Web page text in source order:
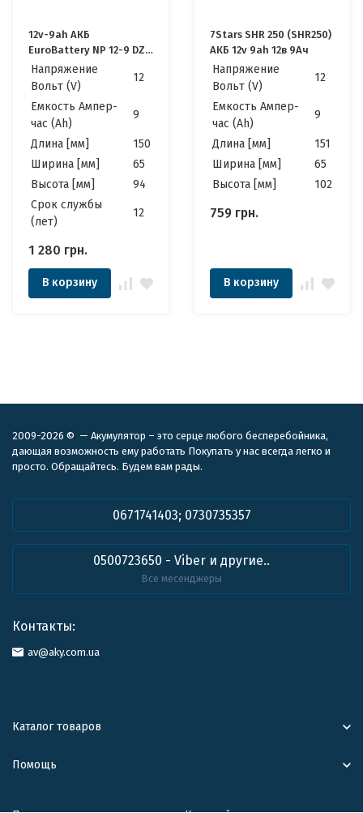
12v-9ah АКБ
EuroBattery NP 12-9 DZM
AGM (12в 9Ач)
Качественные для ИБП
Напряжение
Вольт (V)
12
Емкость Ампер-
час (Ah)
9
Длина [мм]
150
Ширина [мм]
65
Высота [мм]
94
Cрок службы
(лет)
12
1 280 грн.
В корзину
7Stars SHR 250 (SHR250)
АКБ 12v 9ah 12в 9Ач
Напряжение
Вольт (V)
12
Емкость Ампер-
час (Ah)
9
Длина [мм]
151
Ширина [мм]
65
Высота [мм]
102
759 грн.
В корзину
2009-2026 © — Акумулятор – это серце любого бесперебойника,
дающая возможность ему работать Покупать у нас всегда легко и
просто. Обращайтесь. Будем вам рады.
0671741403; 0730735357
0500723650 - Viber и другие..
Все месенджеры
Контакты:
av@aky.com.ua
Каталог товаров
Помощь